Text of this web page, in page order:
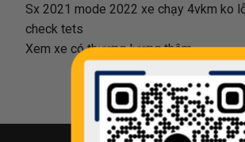
Sx 2021 mode 2022 xe chạy 4vkm ko
check tets
Xem xe có thương lượng thêm